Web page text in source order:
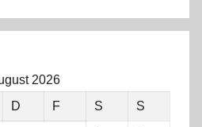
2026
D F S S